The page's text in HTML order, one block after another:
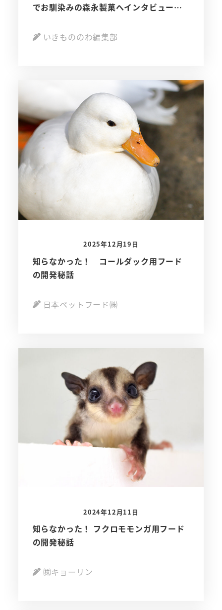
でお馴染みの森永製菓へインタビューし
いきもののわ編集部
2025年12月19日
知らなかった！ コールダック用フード
の開発秘話
日本ペットフード㈱
2024年12月11日
知らなかった！ フクロモモンガ用フード
の開発秘話
㈱キョーリン